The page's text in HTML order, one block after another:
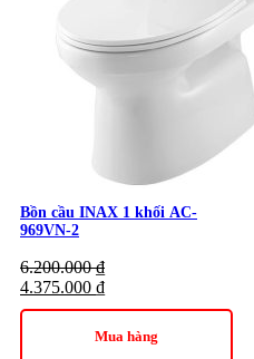
Bồn cầu INAX 1 khối AC-
969VN-2
6.200.000₫
4.375.000 ₫
Mua hàng